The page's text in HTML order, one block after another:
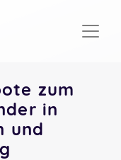
zum
in
und